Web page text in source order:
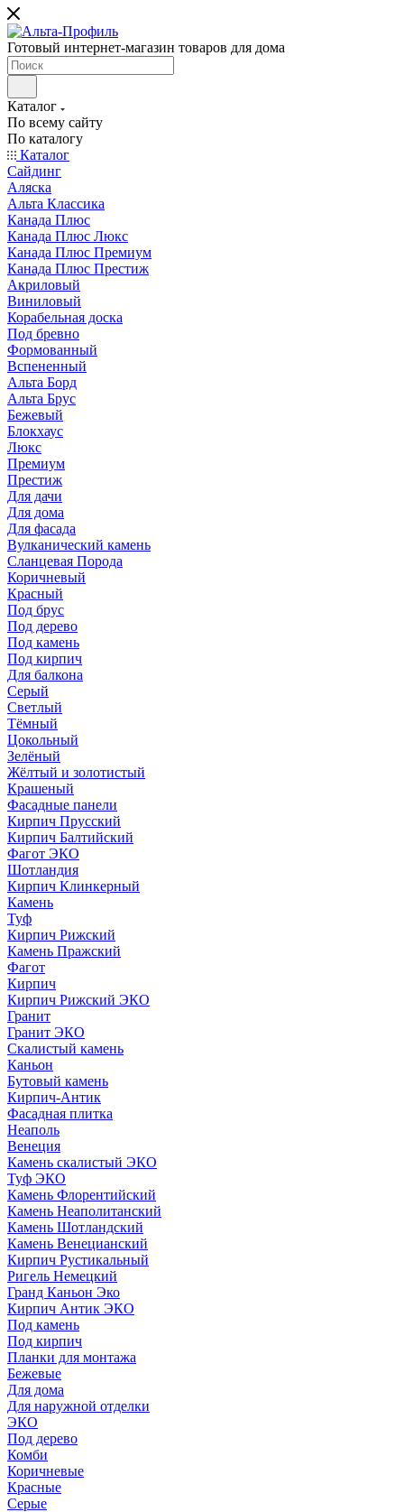
Готовый интернет-магазин товаров для дома
Каталог
По всему сайту
По каталогу
Каталог
Сайдинг
Аляска
Альта Классика
Канада Плюс
Канада Плюс Люкс
Канада Плюс Премиум
Канада Плюс Престиж
Акриловый
Виниловый
Корабельная доска
Под бревно
Формованный
Вспененный
Альта Борд
Альта Брус
Бежевый
Блокхаус
Люкс
Премиум
Престиж
Для дачи
Для дома
Для фасада
Вулканический камень
Сланцевая Порода
Коричневый
Красный
Под брус
Под дерево
Под камень
Под кирпич
Для балкона
Серый
Светлый
Тёмный
Цокольный
Зелёный
Жёлтый и золотистый
Крашеный
Фасадные панели
Кирпич Прусский
Кирпич Балтийский
Фагот ЭКО
Шотландия
Кирпич Клинкерный
Камень
Туф
Кирпич Рижский
Камень Пражский
Фагот
Кирпич
Кирпич Рижский ЭКО
Гранит
Гранит ЭКО
Скалистый камень
Каньон
Бутовый камень
Кирпич-Антик
Фасадная плитка
Неаполь
Венеция
Камень скалистый ЭКО
Туф ЭКО
Камень Флорентийский
Камень Неаполитанский
Камень Шотландский
Камень Венецианский
Кирпич Рустикальный
Ригель Немецкий
Гранд Каньон Эко
Кирпич Антик ЭКО
Под камень
Под кирпич
Планки для монтажа
Бежевые
Для дома
Для наружной отделки
ЭКO
Под дерево
Комби
Коричневые
Красные
Серые